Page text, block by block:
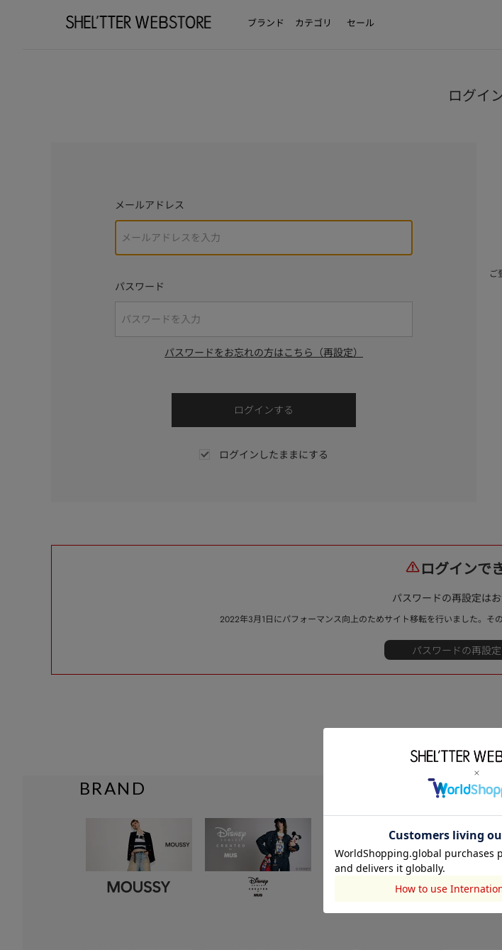
ブランド カテゴリ セール
ログイ
メールアドレス
パスワード
パスワードをお忘れの方はこちら（再設定）
ログインしたままにする
ご
ログインで
パスワードの再設定は
2022年3月1日にパフォーマンス向上のためサイト移転を行いました。そ
BRAND